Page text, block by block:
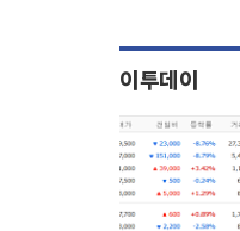
이투데이